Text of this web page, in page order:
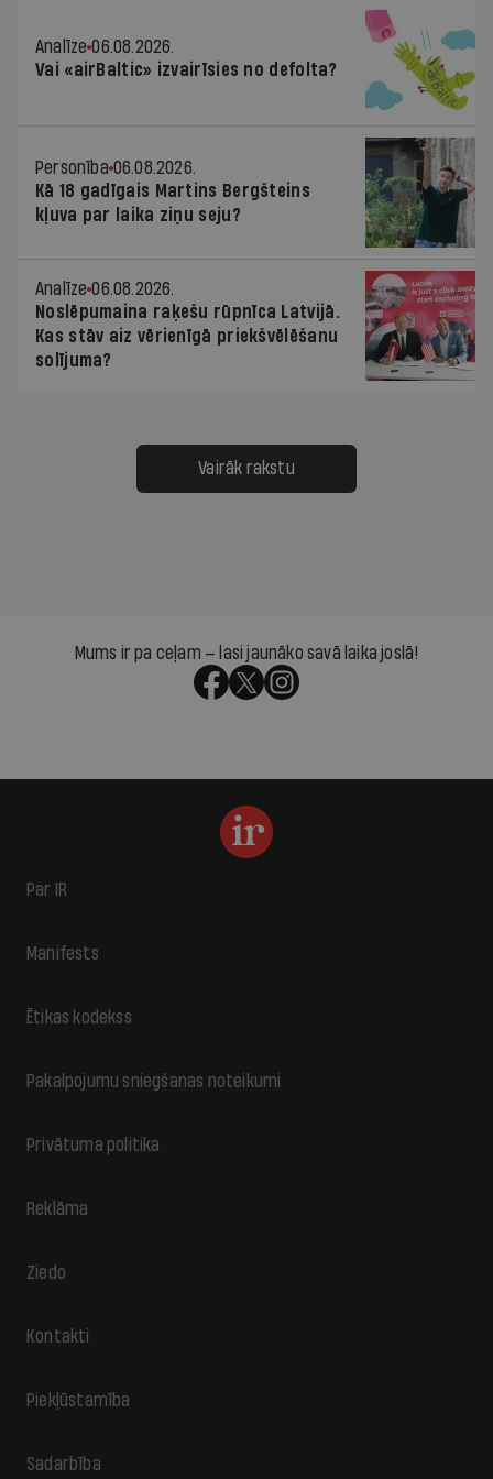
Analīze 06.08.2026.
Vai «airBaltic» izvairīsies no defolta?
Personība 06.08.2026.
Kā 18 gadīgais Martins Bergšteins
kļuva par laika ziņu seju?
Analīze 06.08.2026.
Noslēpumaina raķešu rūpnīca Latvijā.
Kas stāv aiz vērienīgā priekšvēlēšanu
solījuma?
Vairāk rakstu
Mums ir pa ceļam — lasi jaunāko savā laika joslā!
Par IR
Manifests
Ētikas kodekss
Pakalpojumu sniegšanas noteikumi
Privātuma politika
Reklāma
Ziedo
Kontakti
Piekļūstamība
Sadarbība